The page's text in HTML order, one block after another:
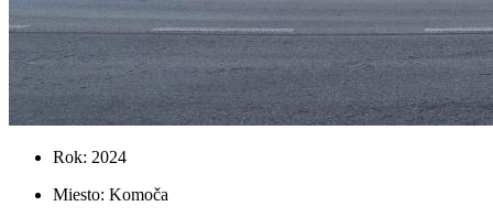
Rok: 2024
Miesto: Komoča